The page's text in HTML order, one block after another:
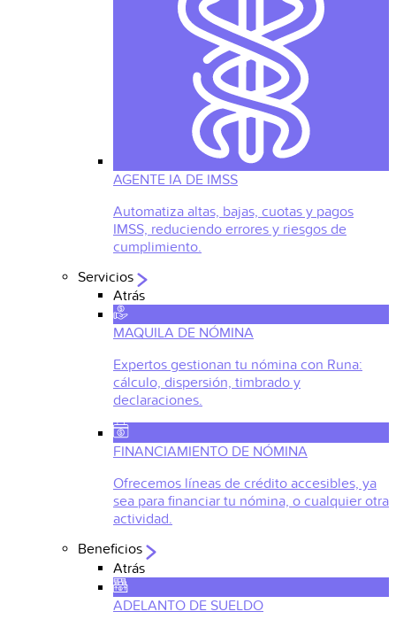
AGENTE IA DE IMSS
Automatiza altas, bajas, cuotas y pagos
IMSS, reduciendo errores y riesgos de
cumplimiento.
Servicios
Atrás
MAQUILA DE NÓMINA
Expertos gestionan tu nómina con Runa:
cálculo, dispersión, timbrado y
declaraciones.
FINANCIAMIENTO DE NÓMINA
Ofrecemos líneas de crédito accesibles, ya
sea para financiar tu nómina, o cualquier otra
actividad.
Beneficios
Atrás
ADELANTO DE SUELDO